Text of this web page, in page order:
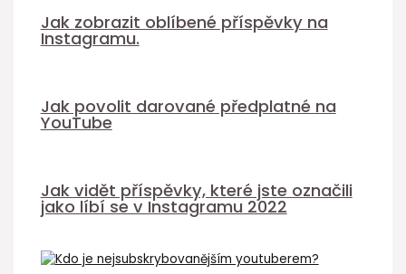
Jak zobrazit oblíbené příspěvky na
Instagramu.
Jak povolit darované předplatné na
YouTube
Jak vidět příspěvky, které jste označili
jako líbí se v Instagramu 2022